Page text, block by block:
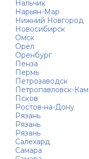
Нальчик
Нарьян-Мар
Нижний Новгород
Новосибирск
Омск
Орёл
Оренбург
Пенза
Пермь
Петрозаводск
Петропавловск-
Псков
Ростов-на-Дону
Рязань
Рязань
Рязань
Салехард
Самара